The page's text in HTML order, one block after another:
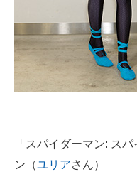
「スパイダーマン: ス
ン（ユリアさん）